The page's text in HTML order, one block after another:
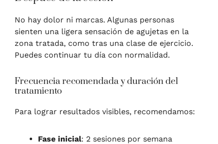
No hay dolor ni marcas. Algunas personas
sienten una ligera sensación de agujetas en la
zona tratada, como tras una clase de ejercicio.
Puedes continuar tu día con normalidad.
Frecuencia recomendada y duración del
tratamiento
Para lograr resultados visibles, recomendamos:
Fase inicial: 2 sesiones por semana